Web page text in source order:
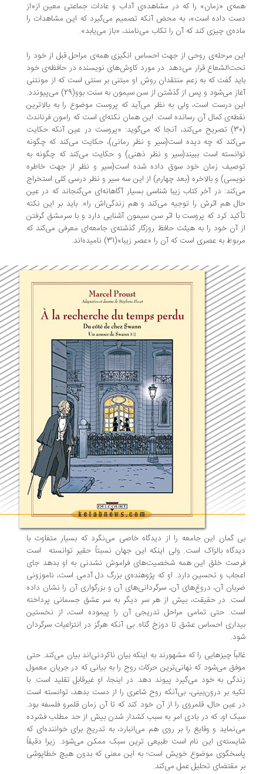
«زمان» را که در مشاهده‌­ی آداب و عادات جماعتی معین از«از
داده است»، به محض آنکه تصمیم می­‌گیرد که این مشاهدات را
چیزی کند که آن را تکاب می‌­نامند، «باز می‌یابد».
مرحله‌­ی روحی از جهت احساس انگیزی همه­‌ی مراحل قبل از خود را
قرار می‌­دهد. در مورد کاوش‌های نویسنده در حافظه­‌ی خود
گفت که به زعم منتقدان روش او مبتنی بر سنتی است که از مونتنی
آغاز می­‌شود و پس از گذشتن از سن سیمون به سنت بوو(29) می‌­پیوندد.
درست است، ولی به نظر می‌­آید که پروست موضوع را به بالاترین
کمال آن رسانده است. این همان نکته­‌ای است که رامون فرناندث
(30) تصریح می‌­کند، آنجا که می­‌گوید: «پروست در عین آنکه حکایت
که چه دیده است(سیر و نظر رمانی)، حکایت می­‌کند که چگونه
است ببیند(سیر و نظر ذهنی) و حکایت می­‌کند که چگونه به
زمان خود سوق داده شده است(سیر و نظر از جهت خاطره­‌
و بالاخره (بعد چهارم) از این سه سیر و نظر درسی کلی استخراج
در آخر کتاب زیبا شناسی بسیار آگاهانه­‌ای می­‌گنجاند که در عین
هم اثرش را توجیه می‌­کند و هم زندگی‌­اش را». باید بر این نکته
کرد که پروست با اثر سن سیمون آشنایی دارد و با سرمشق گرفتن
آن خود را به هیئت حافظ روزگار گذشته‌­ی جامعه‌­ای معرفی می‌­کند که
به عصری است که آن را «عصر زیبا»(31) نامیده‌­اند.
گمان این جامعه را از دیدگاه خاصی می­‌نگرد که بسیار متفاوت با
بالزاک است. ولی اینکه این جهان نسبتاً حقیر توانسته است
خلق این همه شخصیت‌های فراموش نشدنی به او بدهد جای
و تحسین دارد. او که پژوهنده­‌ی بزرگ دل آدمی است، ناموزونی
آن، دروغ‌های آن، سرگردانی‌های آن و بزرگواری آن را نشان داده
در حقیقت، بیش از هر سر دیگر به سر عشق جسمانی پرداخته
حتی تمامی مراحل تدریجی آن را پیموده است، از نخستین
احساس عشق تا دوزخ گناه. بی آنکه هرگز در انتزاعیات سرگردان
چیزهایی را که مشهورند به اینکه بیان ناکردنی­‌اند بیان می­‌کند. حتی
می­‌شود که نهانی­‌ترین حرکات روح را به بیانی که در جریان معمول
به خود می­‌گیرد پیوند دهد. در اینجا، او غیرقابل تقلید است. با
بر درون­‌بینی، بی‌­آنکه روح شاعری را از دست بدهد، توانسته است
عین حال، قلمروی را از آن خود کند که تا آن زمان قلمرو فلسفه بود.
او، که در بادی امر به سبب کش­دار شدن بیش از حد مطلب فشرده
و وقایع را بر روی هم می‌­انبارد، به تدریج برای خواننده‌­ای که
این نام است طبیعی ترین سبک ممکن می‌­شود. زیرا دقیقاً
موضوع خویش است؛ به این معنی که بدون هیچ خطاپوشی
مقتضای تحلیل عمل می‌­کند.